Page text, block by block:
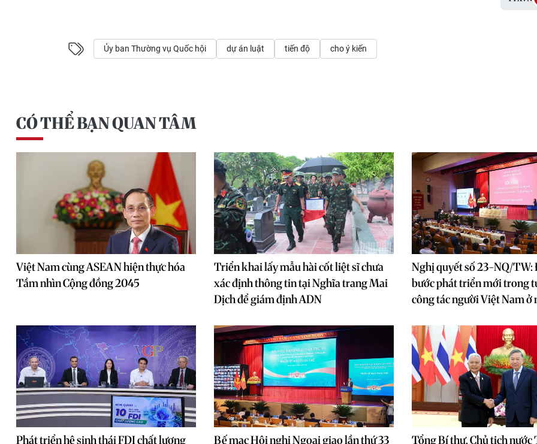
Ủy ban Thường vụ Quốc hội dự án luật tiến độ cho ý kiến
CÓ THỂ BẠN QUAN TÂM
Việt Nam cùng ASEAN hiện thực hóa
Tầm nhìn Cộng đồng 2045
Triển khai lấy mẫu hài cốt liệt sĩ chưa
xác định thông tin tại Nghĩa trang Mai
Dịch để giám định ADN
Nghị quyết số 23-NQ/TW:
bước phát triển mới trong
công tác người Việt Nam ở
Phát triển hệ sinh thái FDI chất lượng Bế mạc Hội nghị Ngoại giao lần thứ 33 Tổng Bí thư, Chủ tịch nước